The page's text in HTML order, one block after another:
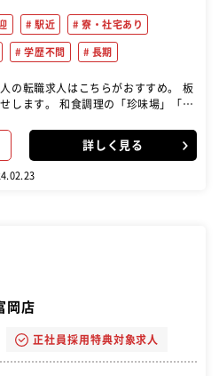
駅近 寮・社宅あり
学歴不問 長期
転職求人はこちらがおすすめ。 板
します。 和食調理の「珍味場」「焼
ります。最初は経験のある得意なと
みながら、ゆくゆくはすべての持ち
プできます。 寿司職人として活躍し
詳しく見る
岡店
正社員採用特典対象求人